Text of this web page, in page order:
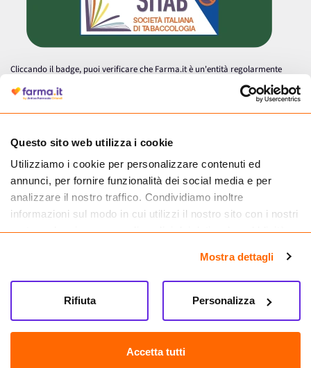
Questo sito web utilizza i cookie
Utilizziamo i cookie per personalizzare contenuti ed
annunci, per fornire funzionalità dei social media e per
analizzare il nostro traffico. Condividiamo inoltre
informazioni sul modo in cui utilizzi il nostro sito con i nostri
partner che si occupano di analisi dei dati web, pubblicità e
informazioni che hai fornito loro o che hanno raccolto dal
tuo utilizzo dei loro servizi.
Mostra dettagli
Accetta tutti
Personalizza
Rifiuta
Cliccando il badge, puoi verificare che Farma.it è un'entità regolarmente
autorizzata dal Ministero della Salute a effettuare la vendita online di
medicinali.
Farma.it S.a.s. P. IVA 07417261216 REA: NA-884088
CREDITS
Sede legale Via delle Repubbliche Marinare 128, 80147 Napoli